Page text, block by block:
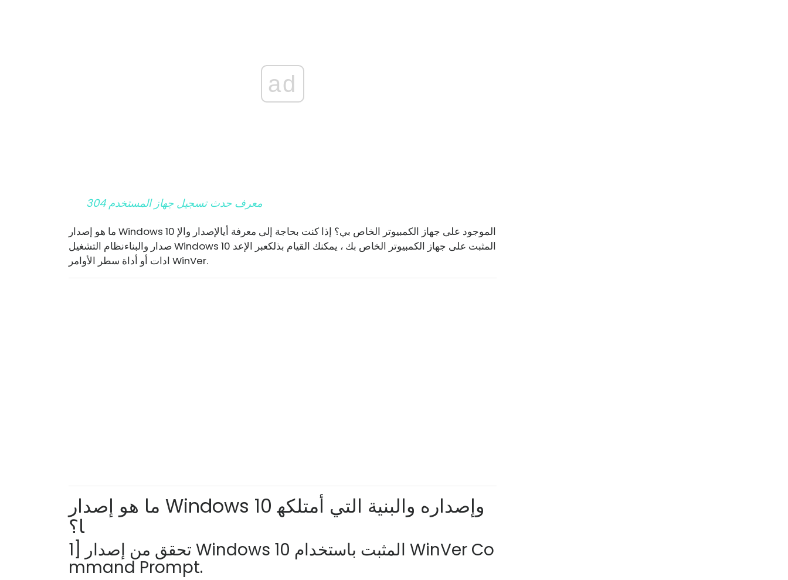
ad
معرف حدث تسجيل جهاز المستخدم 304
ما هو إصدار Windows 10 الموجود على جهاز الكمبيوتر الخاص بي؟ إذا كنت بحاجة إلى معرفة أيالإصدار والإ
صدار والبناء
نظام التشغيل Windows 10 المثبت على جهاز الكمبيوتر الخاص بك ، يمكنك القيام بذلكعبر الإعد
ادات أو أداة سطر الأوامر WinVer.
ما هو إصدار Windows 10 وإصداره والبنية التي أمتلكه
ا؟
1] تحقق من إصدار Windows 10 المثبت باستخدام WinVer Co
mmand Prompt.